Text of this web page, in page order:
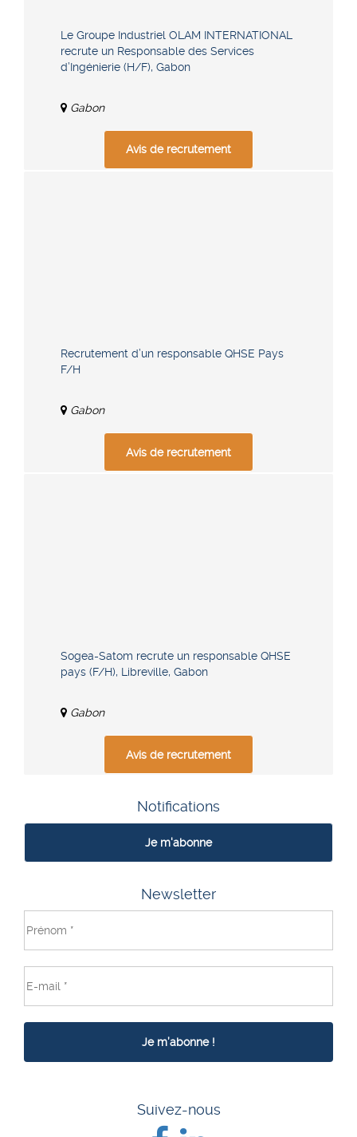
Le Groupe Industriel OLAM INTERNATIONAL
recrute un Responsable des Services
d’Ingénierie (H/F), Gabon
Gabon
Avis de recrutement
Recrutement d’un responsable QHSE Pays
F/H
Gabon
Avis de recrutement
Sogea-Satom recrute un responsable QHSE
pays (F/H), Libreville, Gabon
Gabon
Avis de recrutement
Notifications
Je m'abonne
Newsletter
Suivez-nous